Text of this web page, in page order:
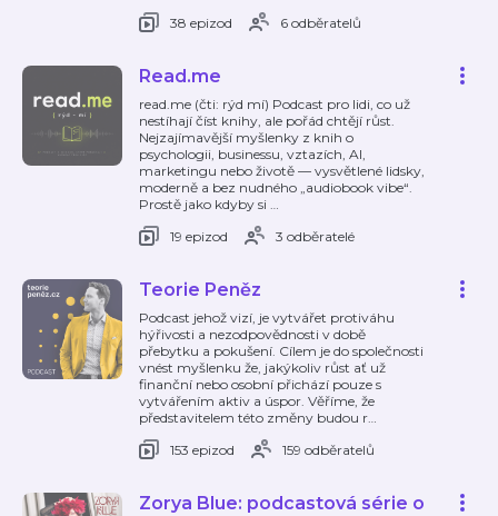
38 epizod
6 odběratelů
Read.me
read.me (čti: rýd mí) Podcast pro lidi, co už
nestíhají číst knihy, ale pořád chtějí růst.
Nejzajímavější myšlenky z knih o
psychologii, businessu, vztazích, AI,
marketingu nebo životě — vysvětlené lidsky,
moderně a bez nudného „audiobook vibe“.
Prostě jako kdyby si …
19 epizod
3 odběratelé
Teorie Peněz
Podcast jehož vizí, je vytvářet protiváhu
hýřivosti a nezodpovědnosti v době
přebytku a pokušení. Cílem je do společnosti
vnést myšlenku že, jakýkoliv růst ať už
finanční nebo osobní přichází pouze s
vytvářením aktiv a úspor. Věříme, že
představitelem této změny budou r…
153 epizod
159 odběratelů
Zorya Blue: podcastová série o